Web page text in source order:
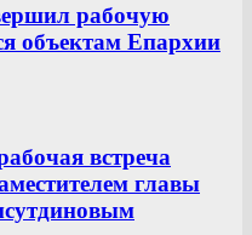
рабочую
объектам Епархии
встреча
главы